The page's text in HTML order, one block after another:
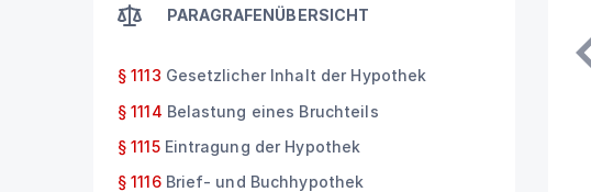
PARAGRAFENÜBERSICHT
§ 1113 Gesetzlicher Inhalt der Hypothek
§ 1114 Belastung eines Bruchteils
§ 1115 Eintragung der Hypothek
§ 1116 Brief- und Buchhypothek